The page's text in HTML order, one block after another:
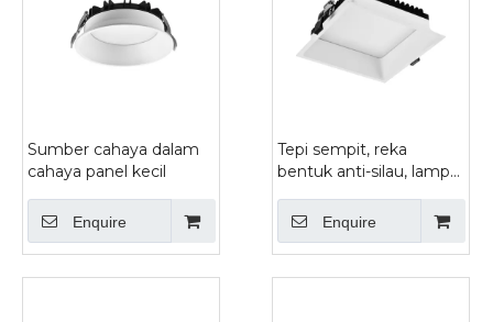
Sumber cahaya dalam
cahaya panel kecil
Enquire
Tepi sempit, reka
bentuk anti-silau, lampu
Enquire